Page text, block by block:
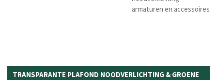
armaturen en accessoires
TRANSPARANTE PLAFOND NOODVERLICHTING & GROENE